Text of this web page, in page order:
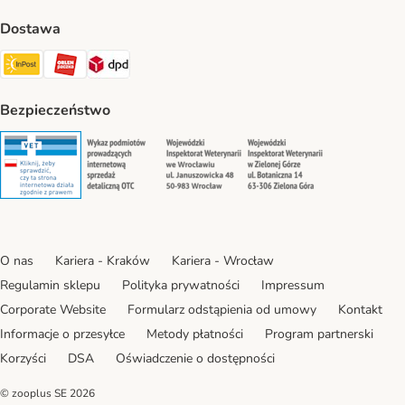
Dostawa
Paczkomat® Shipping Method
ORLEN Paczka Shipping Method
DPD Shipping Method
Bezpieczeństwo
Security Security Security
O nas Kariera - Kraków
Kariera - Wrocław
Regulamin sklepu
Polityka prywatności
Impressum
Corporate Website
Formularz odstąpienia od umowy
Kontakt
Informacje o przesyłce
Metody płatności
Program partnerski
Korzyści
DSA Oświadczenie o dostępności
© zooplus SE 2026